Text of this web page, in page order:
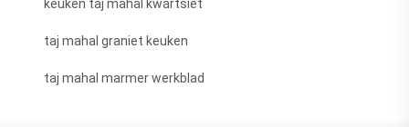
keuken taj mahal kwartsiet
taj mahal graniet keuken
taj mahal marmer werkblad